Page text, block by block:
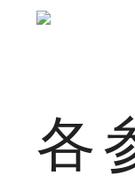
各